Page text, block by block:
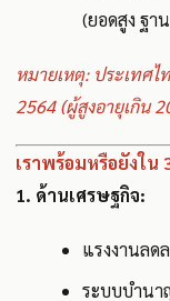
(ยอดสูง ฐา
หมายเหตุ: ประเทศ
2564 (ผู้สูงอายุเกิน
เราพร้อมหรือยังใน
1. ด้านเศรษฐกิจ:
แรงงานลด
ระบบบำน